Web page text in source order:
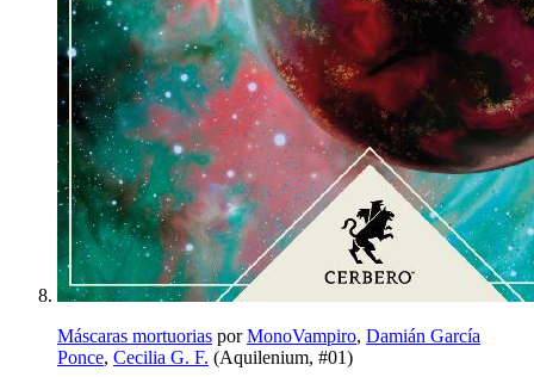
Máscaras mortuorias porMonoVampiro, Damián García
Ponce, Cecilia G. F. (Aquilenium, #01)